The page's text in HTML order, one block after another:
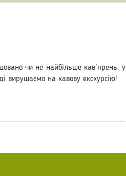
чи не найбільше кав’ярень, у
вирушаємо на кавову екскурсію!